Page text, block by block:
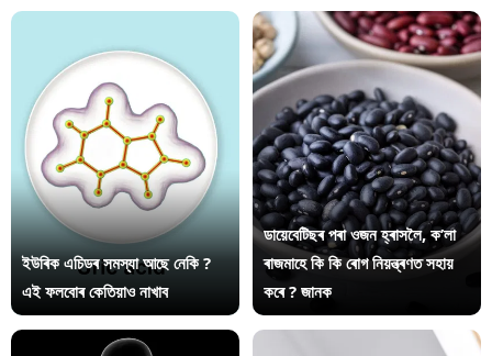
ইউৰিক এচিডৰ সমস্যা আছে নেকি ?
এই ফলবোৰ কেতিয়াও নাখাব
ডায়েবেটিছৰ পৰা ওজন হ্ৰাসলৈ, ক’লা
ৰাজমাহে কি কি ৰোগ নিয়ন্ত্ৰণত সহায়
কৰে ? জানক